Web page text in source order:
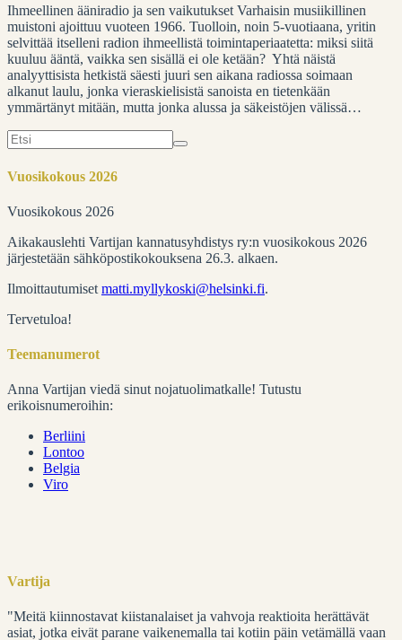
Ihmeellinen ääniradio ja sen vaikutukset Varhaisin musiikillinen
muistoni ajoittuu vuoteen 1966. Tuolloin, noin 5-vuotiaana, yritin
selvittää itselleni radion ihmeellistä toimintaperiaatetta: miksi siitä
kuuluu ääntä, vaikka sen sisällä ei ole ketään? Yhtä näistä
analyyttisista hetkistä säesti juuri sen aikana radiossa soimaan
alkanut laulu, jonka vieraskielisistä sanoista en tietenkään
ymmärtänyt mitään, mutta jonka alussa ja säkeistöjen välissä…
Search
for:
Vuosikokous 2026
Vuosikokous 2026
Aikakauslehti Vartijan kannatusyhdistys ry:n vuosikokous 2026
järjestetään sähköpostikokouksena 26.3. alkaen.
Ilmoittautumiset matti.myllykoski@helsinki.fi.
Tervetuloa!
Teemanumerot
Anna Vartijan viedä sinut nojatuolimatkalle! Tutustu
erikoisnumeroihin:
Berliini
Lontoo
Belgia
Viro
Vartija
"Meitä kiinnostavat kiistanalaiset ja vahvoja reaktioita herättävät
asiat, jotka eivät parane vaikenemalla tai kotiin päin vetämällä vaan